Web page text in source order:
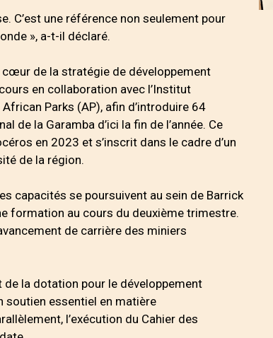
C’est une référence non seulement pour
», a-t-il déclaré.
de la stratégie de développement
en collaboration avec l’Institut
Parks (AP), afin d’introduire 64
de la Garamba d’ici la fin de l’année. Ce
en 2023 et s’inscrit dans le cadre d’un
de la région.
capacités se poursuivent au sein de Barrick
formation au cours du deuxième trimestre.
de carrière des miniers
la dotation pour le développement
soutien essentiel en matière
l’exécution du Cahier des